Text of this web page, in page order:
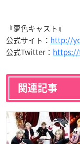
『夢色キャスト』
公式サイト： http://
公式Twitter：
関連記事